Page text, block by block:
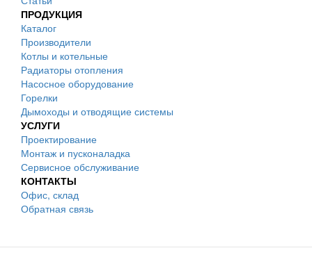
ПРОДУКЦИЯ
Каталог
Производители
Котлы и котельные
Радиаторы отопления
Насосное оборудование
Горелки
Дымоходы и отводящие системы
УСЛУГИ
Проектирование
Монтаж и пусконаладка
Сервисное обслуживание
КОНТАКТЫ
Офис, склад
Обратная связь